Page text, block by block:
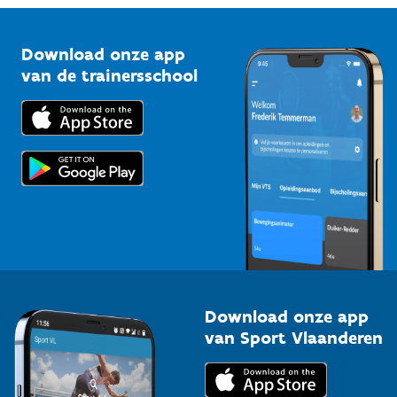
Bedrijven
Trainers en begeleiders
Topsporters
Vlaamse Trainersschool
Kennisplatform
Downloads
Voor de pers
Download onze app
van de trainersschool
Download onze app
van Sport Vlaanderen